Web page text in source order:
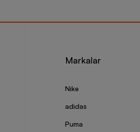
Markalar
Nike
adidas
Puma